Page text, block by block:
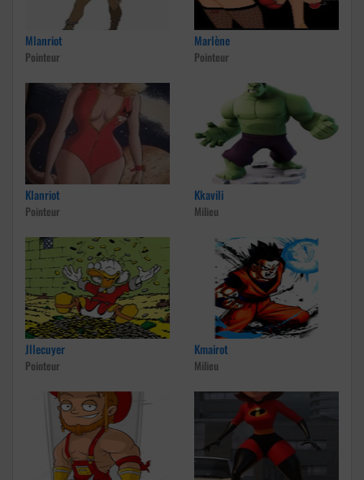
Mlanriot
Pointeur
Marlène
Pointeur
Klanriot
Pointeur
Kkavili
Milieu
Jllecuyer
Pointeur
Kmairot
Milieu